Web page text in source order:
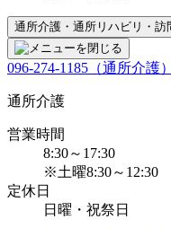
通所介護・通所リハビリ・訪
096-274-1185（通所介護）
通所介護
営業時間
8:30～17:30
※土曜8:30～12:30
定休日
日曜・祝祭日